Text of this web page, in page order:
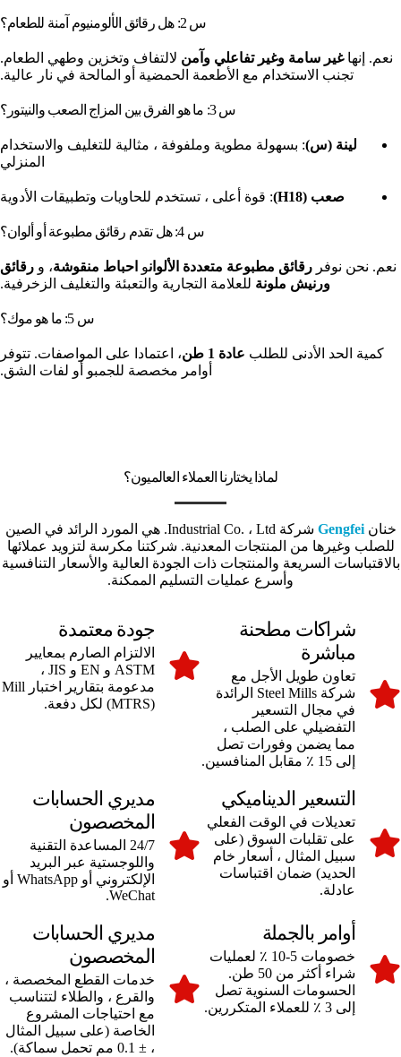
س 2: هل رقائق الألومنيوم آمنة للطعام؟
نعم. إنهاغير سامة وغير تفاعلي وآمن لالتفاف وتخزين وطهي الطعام.
تجنب الاستخدام مع الأطعمة الحمضية أو المالحة في نار عالية.
س 3: ما هو الفرق بين المزاج الصعب والنيتور؟
لينة (س): بسهولة مطوية وملفوفة ، مثالية للتغليف والاستخدام
المنزلي
صعب (H18) : قوة أعلى ، تستخدم للحاويات وتطبيقات الأدوية
س 4: هل تقدم رقائق مطبوعة أو ألوان؟
نعم. نحن نوفر رقائق مطبوعة متعددة الألوانو احباط منقوشة، و رقائق
ورنيش ملونة للعلامة التجارية والتعبئة والتغليف الزخرفية.
س 5: ما هو موك؟
كمية الحد الأدنى للطلب عادة 1 طن
، اعتمادا على المواصفات. تتوفر
أوامر مخصصة للجمبو أو لفات الشق.
لماذا يختارنا العملاء العالميون؟
خنانGengfei
شركة Industrial Co. ، Ltd. هي المورد الرائد في الصين
للصلب وغيرها من المنتجات المعدنية. شركتنا مكرسة لتزويد عملائها
بالاقتباسات السريعة والمنتجات ذات الجودة العالية والأسعار التنافسية
وأسرع عمليات التسليم الممكنة.
شراكات مطحنة
مباشرة
تعاون طويل الأجل مع
شركة Steel Mills الرائدة
في مجال التسعير
التفضيلي على الصلب ،
مما يضمن وفورات تصل
إلى 15 ٪ مقابل المنافسين.
جودة معتمدة
الالتزام الصارم بمعايير
ASTM و EN و JIS ،
مدعومة بتقارير اختبار Mill
(MTRS) لكل دفعة.
التسعير الديناميكي
تعديلات في الوقت الفعلي
على تقلبات السوق (على
سبيل المثال ، أسعار خام
الحديد) ضمان اقتباسات
عادلة.
مديري الحسابات
المخصصون
24/7 المساعدة التقنية
واللوجستية عبر البريد
الإلكتروني أو WhatsApp أو
WeChat.
أوامر بالجملة
خصومات 5-10 ٪ لعمليات
شراء أكثر من 50 طن.
الحسومات السنوية تصل
إلى 3 ٪ للعملاء المتكررين.
مديري الحسابات
المخصصون
خدمات القطع المخصصة ،
والقرع ، والطلاء لتتناسب
مع احتياجات المشروع
الخاصة (على سبيل المثال
، ± 0.1 مم تحمل سماكة).